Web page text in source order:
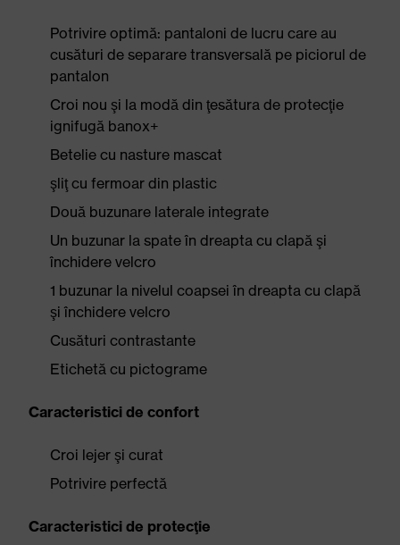
Potrivire optimă: pantaloni de lucru care au
cusături de separare transversală pe piciorul de
pantalon
Croi nou şi la modă din ţesătura de protecţie
ignifugă banox+
Betelie cu nasture mascat
şliţ cu fermoar din plastic
Două buzunare laterale integrate
Un buzunar la spate în dreapta cu clapă şi
închidere velcro
1 buzunar la nivelul coapsei în dreapta cu clapă
şi închidere velcro
Cusături contrastante
Etichetă cu pictograme
Caracteristici de confort
Croi lejer şi curat
Potrivire perfectă
Caracteristici de protecţie